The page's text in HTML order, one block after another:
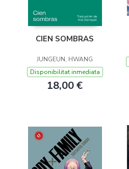
CIEN SOMBRAS
JUNGEUN, HWANG
Disponibilitat inmediata
18,00 €